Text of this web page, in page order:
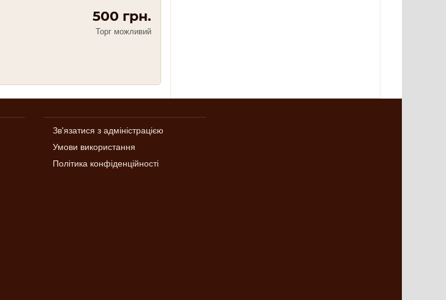
500 грн.
Торг можливий
Зв'язатися з адміністрацією
Умови використання
Політика конфіденційності